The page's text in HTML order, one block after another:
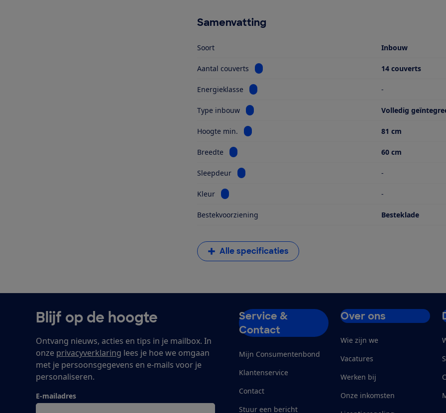
Samenvatting
Soort Inbouw
Aantal couverts Bekijk informatie voor Aantal couverts 14 couverts
Energieklasse Bekijk informatie voor Energieklasse -
Type inbouw Bekijk informatie voor Type inbouw Volledig
Hoogte min. Bekijk informatie voor Hoogte min. 81 cm
Breedte Bekijk informatie voor Breedte 60 cm
Sleepdeur Bekijk informatie voor Sleepdeur -
Kleur Bekijk informatie voor Kleur -
Bestekvoorziening Besteklade
Alle specificaties
Blijf op de hoogte
Ontvang nieuws, acties en tips in je mailbox. In
onze privacyverklaring lees je hoe we omgaan
met je persoonsgegevens en e-mails voor je
personaliseren.
E-mailadres
Service &
Contact
Mijn Consumentenbond
Klantenservice
Contact
Stuur een bericht
Over ons
Wie zijn we
Vacatures
Werken bij
Onze inkomsten